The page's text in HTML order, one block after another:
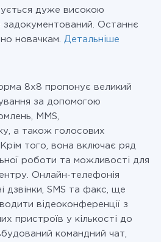
дуже високою
задокументований. Останнє
новачкам. Детальніше
8х8 пропонує великий
за допомогою
MMS,
а також голосових
того, вона включає ряд
роботи та можливості для
Онлайн-телефонія
дзвінки, SMS та факс, ще
відеоконференції з
пристроїв у кількості до
командний чат,